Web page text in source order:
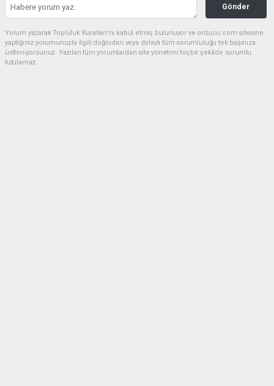
Gönder
Yorum yazarak Topluluk Kuralları’nı kabul etmiş bulunuyor ve orducu.com sitesine
yaptığınız yorumunuzla ilgili doğrudan veya dolaylı tüm sorumluluğu tek başınıza
üstleniyorsunuz. Yazılan tüm yorumlardan site yönetimi hiçbir şekilde sorumlu
tutulamaz.